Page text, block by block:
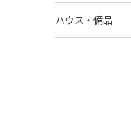
ハウス・備品